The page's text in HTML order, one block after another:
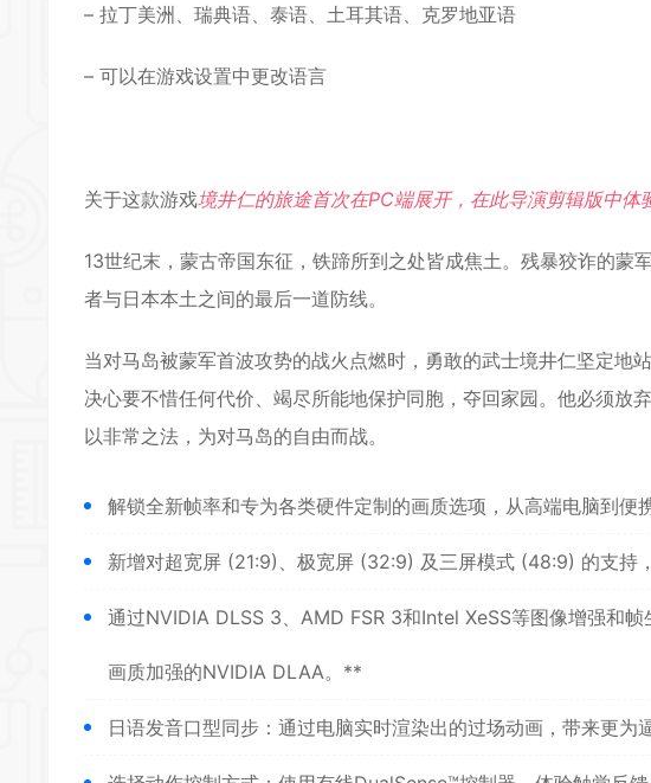
– 拉丁美洲、瑞典语、泰语、土耳其语、克罗地亚语
– 可以在游戏设置中更改语言
关于这款游戏境井仁的旅途首次在PC端展开，在此导演剪辑版中体
13世纪末，蒙古帝国东征，铁蹄所到之处皆成焦土。残暴狡诈的蒙
者与日本本土之间的最后一道防线。
当对马岛被蒙军首波攻势的战火点燃时，勇敢的武士境井仁坚定地
决心要不惜任何代价、竭尽所能地保护同胞，夺回家园。他必须放
以非常之法，为对马岛的自由而战。
解锁全新帧率和专为各类硬件定制的画质选项，从高端电脑到
新增对超宽屏 (21:9)、极宽屏 (32:9) 及三屏模式 (48:9) 的支持
通过NVIDIA DLSS 3、AMD FSR 3和Intel XeSS等图像增强和
画质加强的NVIDIA DLAA。**
日语发音口型同步：通过电脑实时渲染出的过场动画，带来更为